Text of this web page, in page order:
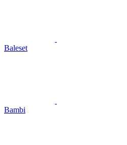
Baleset
Bambi